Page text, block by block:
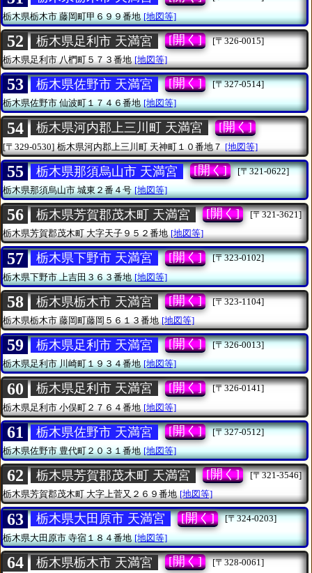
栃木県栃木市藤岡町甲６９９番地 [地図等]
52 栃木県足利市 天満宮 [開く]
[〒326-0015]
栃木県足利市八椚町５７３番地 [地図等]
53 栃木県佐野市 天満宮 [開く]
[〒327-0514]
栃木県佐野市仙波町１７４６番地 [地図等]
54 栃木県河内郡上三川町 天満宮 [開く]
[〒329-0530] 栃木県河内郡上三川町 天神町１０番地７ [地図等]
55 栃木県那須烏山市 天満宮 [開く]
[〒321-0622]
栃木県那須烏山市城東２番４号 [地図等]
56 栃木県芳賀郡茂木町 天満宮 [開く]
[〒321-3621]
栃木県芳賀郡茂木町大字天子９５２番地 [地図等]
57 栃木県下野市 天満宮 [開く]
[〒323-0102]
栃木県下野市上吉田３６３番地 [地図等]
58 栃木県栃木市 天満宮 [開く]
[〒323-1104]
栃木県栃木市藤岡町藤岡５６１３番地 [地図等]
59 栃木県足利市 天満宮 [開く]
[〒326-0013]
栃木県足利市川崎町１９３４番地 [地図等]
60 栃木県足利市 天満宮 [開く]
[〒326-0141]
栃木県足利市 小俣町２７６４番地 [地図等]
61 栃木県佐野市 天満宮 [開く]
[〒327-0512]
栃木県佐野市豊代町２０３１番地 [地図等]
62 栃木県芳賀郡茂木町 天満宮 [開く]
[〒321-3546]
栃木県芳賀郡茂木町大字上菅又２６９番地 [地図等]
63 栃木県大田原市 天満宮 [開く]
[〒324-0203]
栃木県大田原市寺宿１８４番地 [地図等]
64 栃木県栃木市 天満宮 [開く]
[〒328-0061]